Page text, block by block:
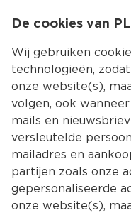
Terug
De cookies van
Wij gebruiken
technologieën,
onze website(s),
volgen, ook
mails en
versleutelde
mailadres en
partijen zoals onze
gepersonaliseerde
onze website(s),